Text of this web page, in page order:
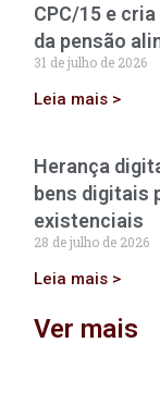
CPC/15 e
da pensão
31 de julho de 2026
Leia mais >
Herança
bens digitais
existenciais
28 de julho de 2026
Leia mais >
Ver mais